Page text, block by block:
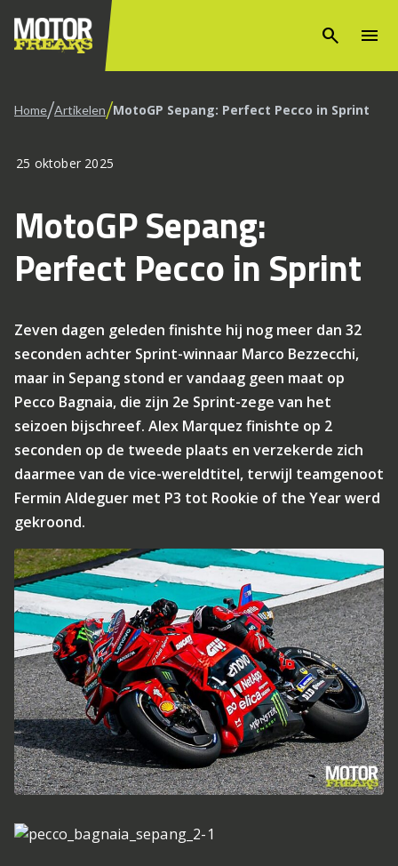
search menu
Home/Artikelen/MotoGP Sepang: Perfect Pecco in Sprint
25 oktober 2025
MotoGP Sepang:
Perfect Pecco in Sprint
Zeven dagen geleden finishte hij nog meer dan 32
seconden achter Sprint-winnaar Marco Bezzecchi,
maar in Sepang stond er vandaag geen maat op
Pecco Bagnaia, die zijn 2e Sprint-zege van het
seizoen bijschreef. Alex Marquez finishte op 2
seconden op de tweede plaats en verzekerde zich
daarmee van de vice-wereldtitel, terwijl teamgenoot
Fermin Aldeguer met P3 tot Rookie of the Year werd
gekroond.